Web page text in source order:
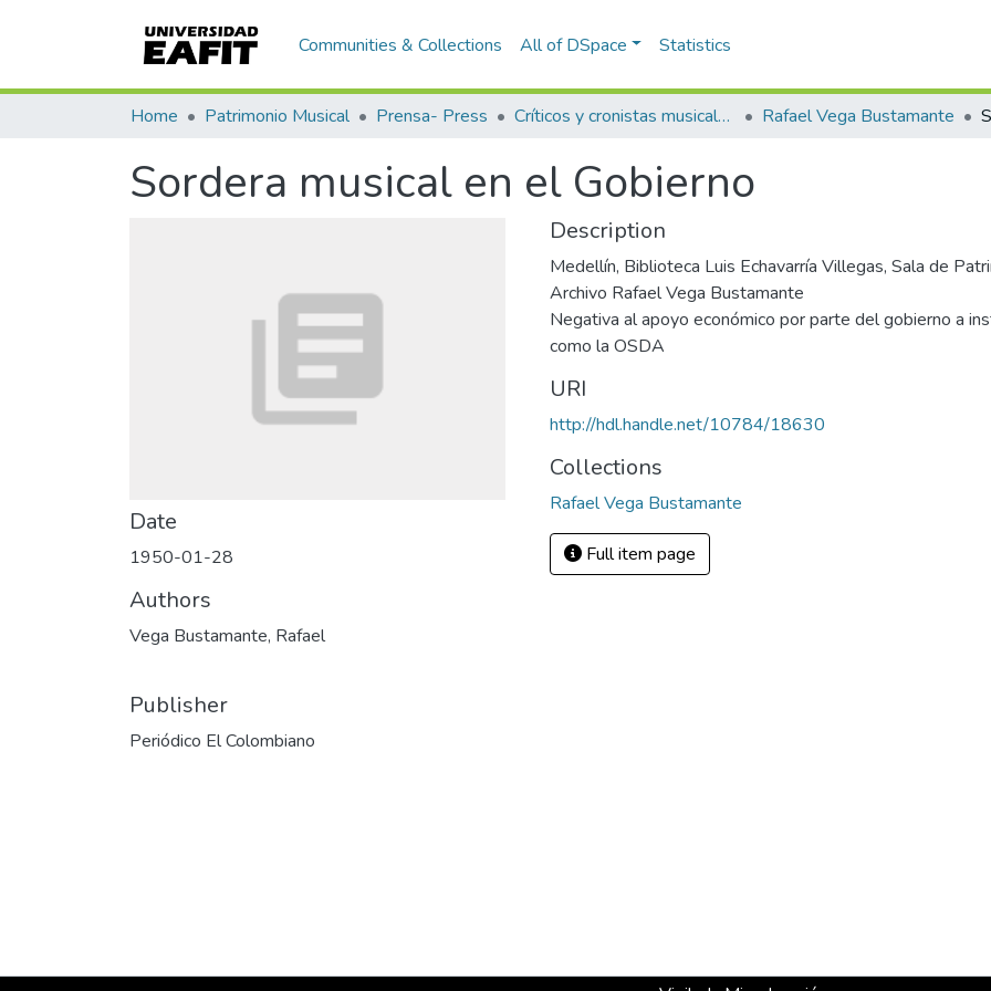
Communities & Collections All of DSpace Statistics
Home Patrimonio Musical Prensa- Press Críticos y cronistas musicales Rafael Vega Bustamante
Sordera musical en el Gobierno
Date
1950-01-28
Authors
Vega Bustamante, Rafael
Publisher
Periódico El Colombiano
Description
Medellín, Biblioteca Luis Echavarría Villegas, Sala de
Archivo Rafael Vega Bustamante
Negativa al apoyo económico por parte del gobierno a
como la OSDA
URI
http://hdl.handle.net/10784/18630
Collections
Rafael Vega Bustamante
Full item page